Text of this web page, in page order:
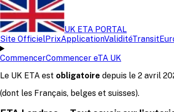
UK ETA PORTAL
Site OfficielPrixApplicationValiditéTransit
CommencerCommencer eTA UK
Le UK ETA est obligatoire depuis le 2 avril
(dont les Français, belges et suisses).